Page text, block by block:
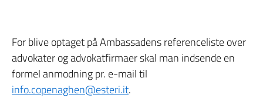
For blive optaget på Ambassadens referenceliste over
advokater og advokatfirmaer skal man indsende en
formel anmodning pr. e-mail til
info.copenaghen@esteri.it.